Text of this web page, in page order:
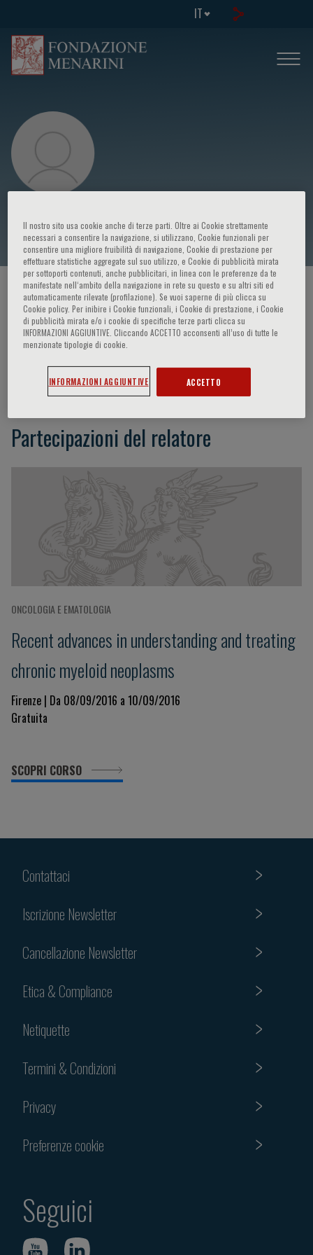
IT
Francesco Saverio Mennini
HOME PAGE / CORSI ED EVENTI / RELATORE
Francesco Saverio Mennini
Partecipazioni del relatore
ONCOLOGIA E EMATOLOGIA
Recent advances in understanding and treating
chronic myeloid neoplasms
Firenze | Da 08/09/2016 a 10/09/2016
Gratuita
SCOPRI CORSO
Contattaci
Iscrizione Newsletter
Cancellazione Newsletter
Etica & Compliance
Netiquette
Termini & Condizioni
Privacy
Preferenze cookie
Seguici
Il nostro sito usa cookie anche di terze parti. Oltre ai Cookie strettamente
necessari a consentire la navigazione, si utilizzano, Cookie funzionali per
consentire una migliore fruibilità di navigazione, Cookie di prestazione per
effettuare statistiche aggregate sul suo utilizzo, e Cookie di pubblicità mirata
per sottoporti contenuti, anche pubblicitari, in linea con le preferenze da te
manifestate nell‘ambito della navigazione in rete su questo e su altri siti ed
automaticamente rilevate (profilazione). Se vuoi saperne di più clicca su
Cookie policy. Per inibire i Cookie funzionali, i Cookie di prestazione, i Cookie
di pubblicità mirata e/o i cookie di specifiche terze parti clicca su
INFORMAZIONI AGGIUNTIVE. Cliccando ACCETTO acconsenti all’uso di tutte le
menzionate tipologie di cookie.
INFORMAZIONI AGGIUNTIVE ACCETTO